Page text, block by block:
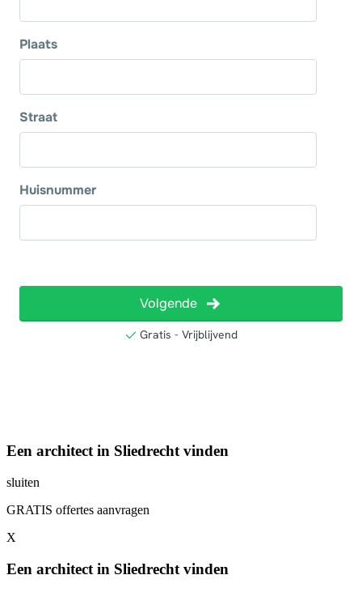
Een architect in Sliedrecht vinden
sluiten
GRATIS offertes aanvragen
X
Een architect in Sliedrecht vinden